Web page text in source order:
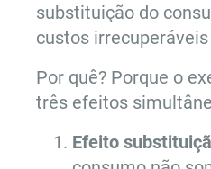
substituição do
custos
Por quê? Porque o
três efeitos
Efeito